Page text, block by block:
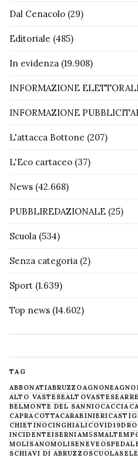
Dal Cenacolo (29)
Editoriale (485)
In evidenza (19.908)
INFORMAZIONE
INFORMAZIONE
L'attacca Bottone (207)
L'Eco cartaceo (37)
News (42.668)
PUBBLIREDAZIONALE (25)
Scuola (534)
Senza categoria (2)
Sport (1.639)
Top news (14.602)
TAG
ABBONATIABRUZZOAGNONE
ALTO VASTESEALTOVASTESE
BELMONTE DEL SANNIOCACCIA
CAPRACOTTACARABINIERI
CHIETINOCINGHIALICOVID19
INCIDENTEISERNIAM5S
MOLISANOMOLISENEVE
SCHIAVI DI ABRUZZOSCUOLA